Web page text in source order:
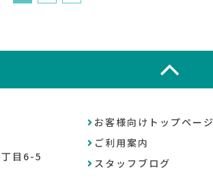
お客様向けトップページ
ご利用案内
スタッフブログ
目6-5